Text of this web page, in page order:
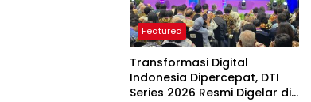
Featured
Transformasi Digital
Indonesia Dipercepat, DTI
Series 2026 Resmi Digelar di